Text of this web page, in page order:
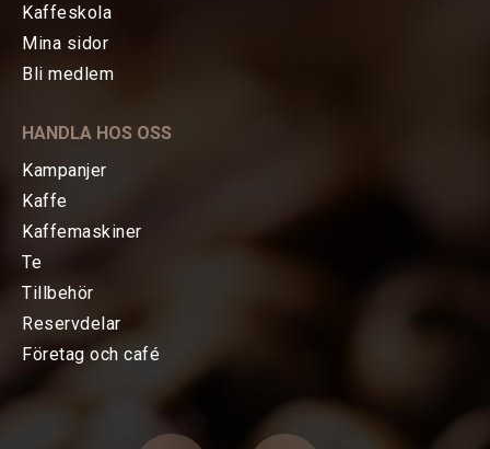
HEM
TE
KAFFEMASKINER
FÖRETAG OCH CAFÉ
RESERVDELAR
Kaffeskola
Mina sidor
Bli medlem
HANDLA HOS OSS
Kampanjer
Kaffe
Kaffemaskiner
Te
Tillbehör
Reservdelar
Företag och café